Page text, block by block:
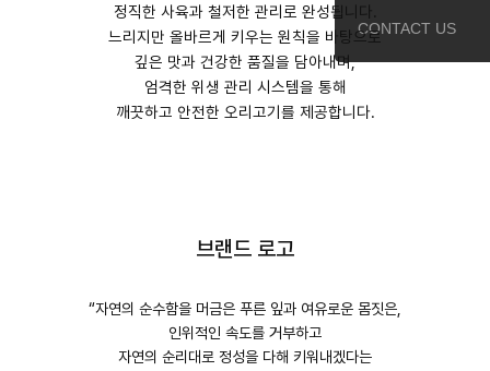
CONTACT US
정직한 사육과 철저한 관리로 완성됩니다.
느리지만 올바르게 키우는 원칙을 바탕으로
깊은 맛과 건강한 품질을 담아내며,
엄격한 위생 관리 시스템을 통해
깨끗하고 안전한 오리고기를 제공합니다.
브랜드 로고
“자연의 순수함을 머금은 푸른 잎과 여유로운 몸짓은,
인위적인 속도를 거부하고
자연의 순리대로 정성을 다해 키워내겠다는